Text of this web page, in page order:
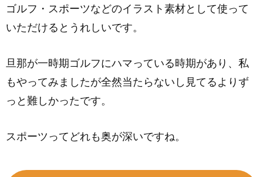
ゴルフ・スポーツなどのイラスト素材として使って
いただけるとうれしいです。
旦那が一時期ゴルフにハマっている時期があり、私
もやってみましたが全然当たらないし見てるよりず
っと難しかったです。
スポーツってどれも奥が深いですね。